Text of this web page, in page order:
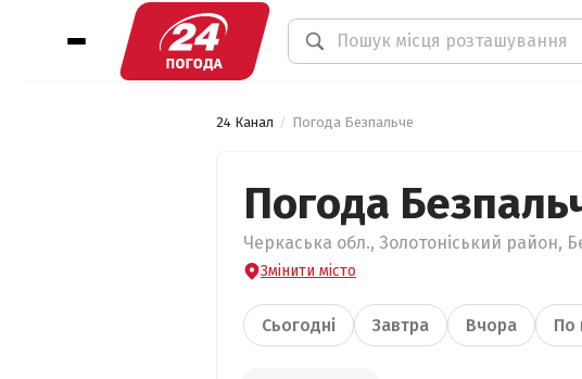
24 Канал Погода Безпальче
Погода
Черкаська обл., Золотоніський район,
Змінити місто
Сьогодні Завтра Вчора По